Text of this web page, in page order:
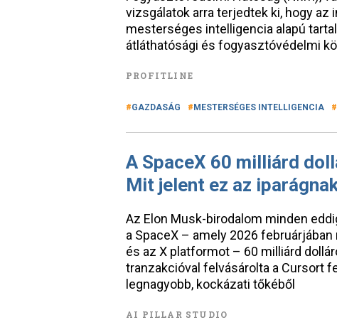
vizsgálatok arra terjedtek ki, hogy az
mesterséges intelligencia alapú
átláthatósági és fogyasztóvédelmi
PROFITLINE
GAZDASÁG MESTERSÉGES INTELLIGENCIA
A SpaceX 60 milliárd
Mit jelent ez az
Az Elon Musk-birodalom minden
a SpaceX – amely 2026
és az X platformot – 60 milliárd
tranzakcióval felvásárolta a Cursort
legnagyobb, kockázati tőkéből
AI PILLAR STUDIO